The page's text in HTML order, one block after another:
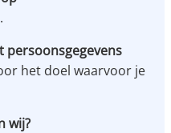
persoonsgegevens
het doel waarvoor je
wij?